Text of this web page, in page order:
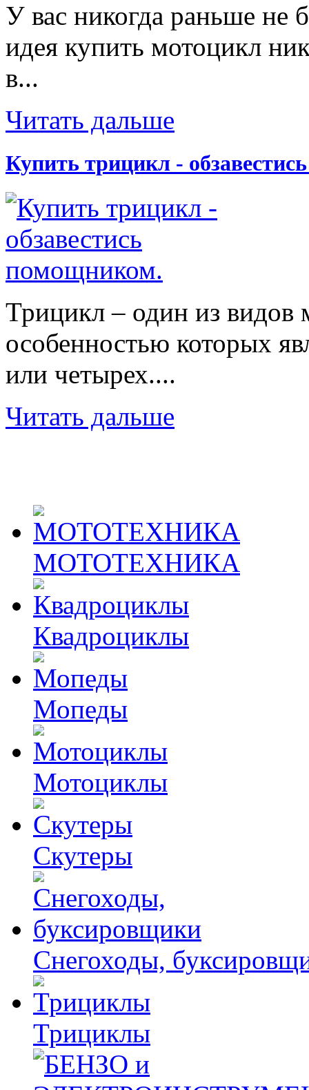
У вас никогда раньше не
идея купить мотоцикл
в...
Читать дальше
Купить трицикл -
Трицикл – один из видов
особенностью которых
или четырех....
Читать дальше
МОТОТЕХНИКА
Квадроциклы
Мопеды
Мотоциклы
Скутеры
Снегоходы,
Трициклы